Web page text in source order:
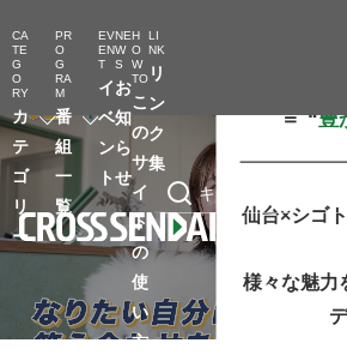
CA
TE
G
O
RY
カ
テ
ゴ
リ
ー
PR
O
G
RA
M
番
組
一
覧
EV
EN
T
イ
ベ
ン
ト
NE
W
S
お
知
ら
せ
H
O
W
TO
こ
の
サ
イ
ト
の
使
い
方
LI
NK
リ
ン
ク
集
キーワード検索
＝ “豊
仙台×シゴ
様々な魅⼒